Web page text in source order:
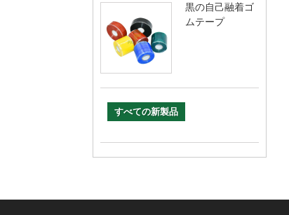
黒の自己融着ゴ
ムテープ
すべての新製品